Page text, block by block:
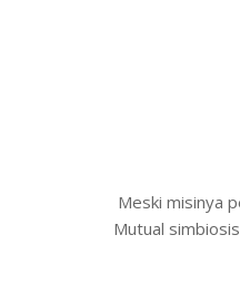
Meski misinya
Mutual